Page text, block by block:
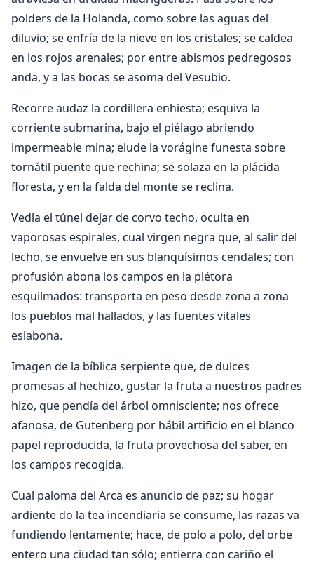
polders de la Holanda, como sobre las aguas del
diluvio; se enfría de la nieve en los cristales; se caldea
en los rojos arenales; por entre abismos pedregosos
anda, y a las bocas se asoma del Vesubio.
Recorre audaz la cordillera enhiesta; esquiva la
corriente submarina, bajo el piélago abriendo
impermeable mina; elude la vorágine funesta sobre
tornátil puente que rechina; se solaza en la plácida
floresta, y en la falda del monte se reclina.
Vedla el túnel dejar de corvo techo, oculta en
vaporosas espirales, cual virgen negra que, al salir del
lecho, se envuelve en sus blanquísimos cendales; con
profusión abona los campos en la plétora
esquilmados: transporta en peso desde zona a zona
los pueblos mal hallados, y las fuentes vitales
eslabona.
Imagen de la bíblica serpiente que, de dulces
promesas al hechizo, gustar la fruta a nuestros padres
hizo, que pendía del árbol omnisciente; nos ofrece
afanosa, de Gutenberg por hábil artificio en el blanco
papel reproducida, la fruta provechosa del saber, en
los campos recogida.
Cual paloma del Arca es anuncio de paz; su hogar
ardiente do la tea incendiaria se consume, las razas va
fundiendo lentamente; hace, de polo a polo, del orbe
entero una ciudad tan sólo; entierra con cariño el